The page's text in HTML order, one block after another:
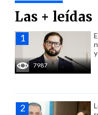
Las + leídas
7987